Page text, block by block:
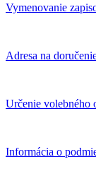
Vymenovanie
Adresa na
Určenie volebného
Informácia o